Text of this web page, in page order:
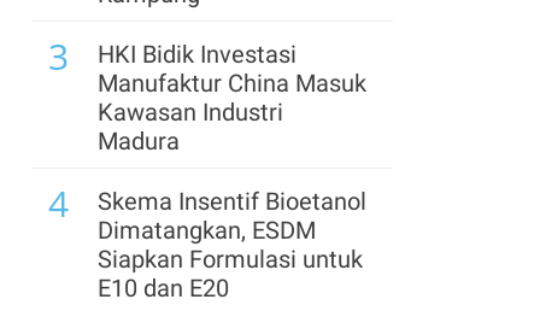
3
HKI Bidik Investasi
Manufaktur China Masuk
Kawasan Industri
Madura
4
Skema Insentif Bioetanol
Dimatangkan, ESDM
Siapkan Formulasi untuk
E10 dan E20